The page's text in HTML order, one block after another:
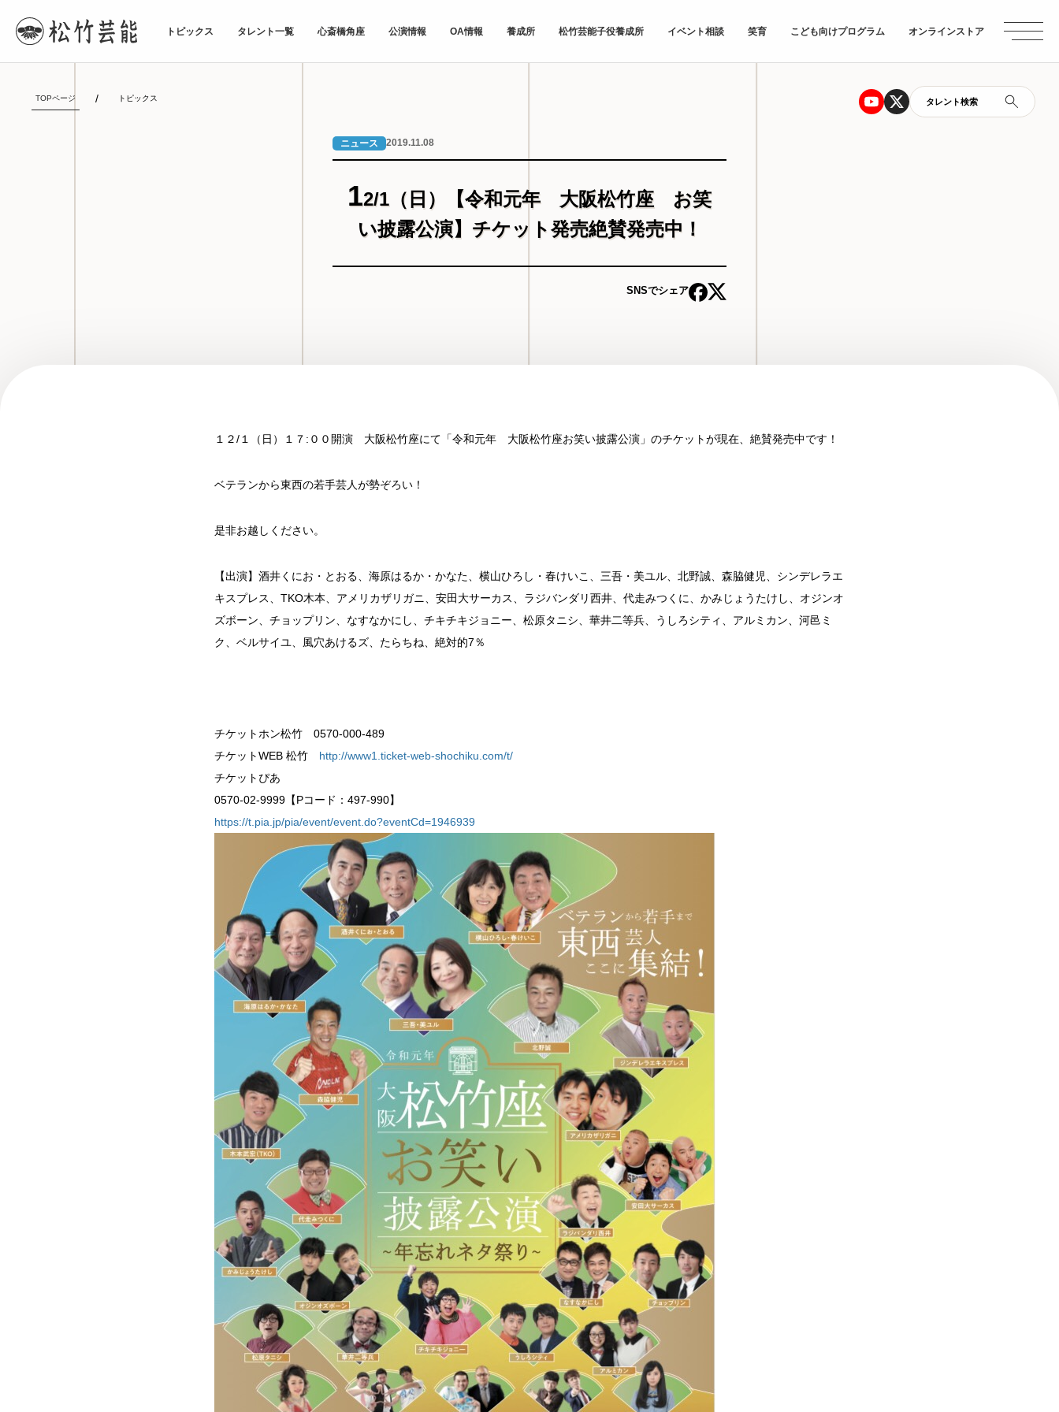
トピックス タレント一覧 心斎橋角座 公演情報 OA情報 養成所 松竹芸能子役養成所 イベント相談 笑育 こども向けプログラム オンラインストア
タレント検索
TOPページ トピックス
ニュース 2019.11.08
12/1（日）【令和元年 大阪松竹座 お笑
い披露公演】チケット発売絶賛発売中！
SNSでシェア
１２/１（日）１７:００開演 大阪松竹座にて「令和元年 大阪松竹座お笑い披露公演」のチケットが現在、絶賛発売中です！
ベテランから東西の若手芸人が勢ぞろい！
是非お越しください。
【出演】酒井くにお・とおる、海原はるか・かなた、横山ひろし・ 春けいこ、三吾・美ユル、北野誠、森脇健児、 シンデレラエ
キスプレス、TKO木本、アメリカザリガニ、 安田大サーカス、ラジバンダリ西井、代走みつくに、かみじょうたけし、オジンオ
ズボーン、チョップリン、なすなかにし、チキチキジョニー、松原タニシ、華井二等兵、うしろシティ、 アルミカン、河邑ミ
ク、ベルサイユ、風穴あけるズ、たらちね、 絶対的7％
チケットホン松竹 0570-000-489
チケットWEB 松竹 http://www1.ticket-web-shochiku.com/t/
チケットぴあ
0570-02-9999【Pコード：497-990】
https://t.pia.jp/pia/event/event.do?eventCd=1946939